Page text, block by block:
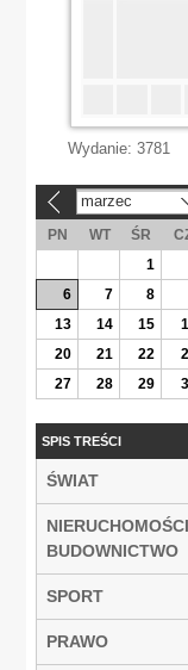
Wydanie: 3781
marzec
PN WT ŚR
1
6
7 8
13
14 15
20
21 22
27
28 29
SPIS TREŚCI
ŚWIAT
BUDOWNICTWO
SPORT
PRAWO